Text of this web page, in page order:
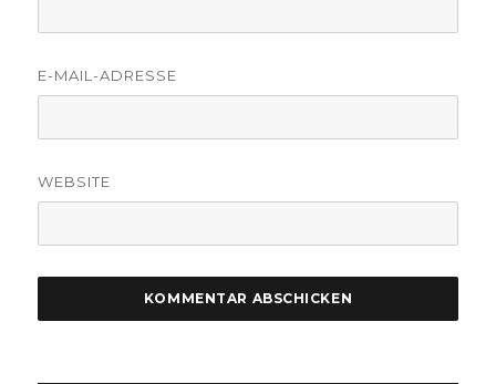
E-MAIL-ADRESSE
WEBSITE